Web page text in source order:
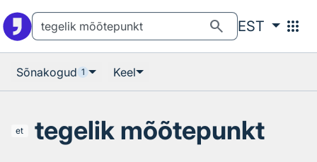
search EST apps
Sõnakogud 1 Keel
et tegelik mõõtepunkt